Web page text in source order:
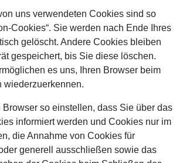
uns verwendeten Cookies sind so
Cookies“. Sie werden nach Ende Ihres
gelöscht. Andere Cookies bleiben
gespeichert, bis Sie diese löschen.
es uns, Ihren Browser beim
wiederzuerkennen.
Browser so einstellen, dass Sie über das
informiert werden und Cookies nur im
die Annahme von Cookies für
generell ausschließen sowie das